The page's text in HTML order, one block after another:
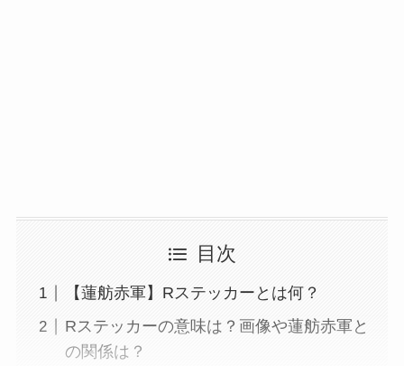
目次
【蓮舫赤軍】Rステッカーとは何？
Rステッカーの意味は？画像や蓮舫赤軍と
の関係は？